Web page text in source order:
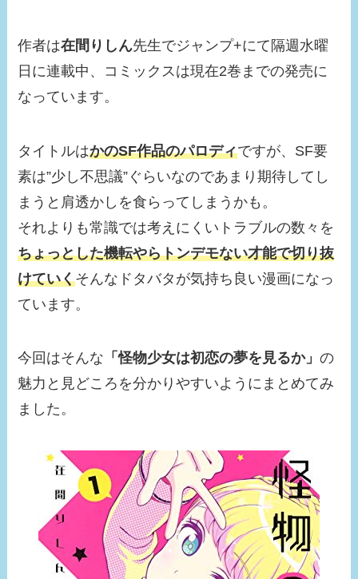
作者は在間りしん先生でジャンプ+にて隔週水曜
日に連載中、コミックスは現在2巻までの発売に
なっています。
タイトルはかのSF作品のパロディですが、SF要
素は”少し不思議”ぐらいなのであまり期待してし
まうと肩透かしを食らってしまうかも。
それよりも常識では考えにくいトラブルの数々を
ちょっとした機転やらトンデモない才能で切り抜
けていくそんなドタバタが気持ち良い漫画になっ
ています。
今回はそんな 「怪物少女は初恋の夢を見るか」の
魅力と見どころを分かりやすいようにまとめてみ
ました。